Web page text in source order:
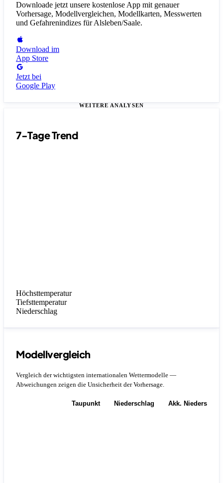
Downloade jetzt unsere kostenlose App mit genauer
Vorhersage, Modellvergleichen, Modellkarten, Messwerten
und Gefahrenindizes für Alsleben/Saale.
Download im
App Store
Jetzt bei
Google Play
WEITERE ANALYSEN
7-Tage Trend
Höchsttemperatur
Tiefsttemperatur
Niederschlag
Modellvergleich
Vergleich der wichtigsten internationalen Wettermodelle —
Abweichungen zeigen die Unsicherheit der Vorhersage.
Taupunkt Niederschlag Akk.